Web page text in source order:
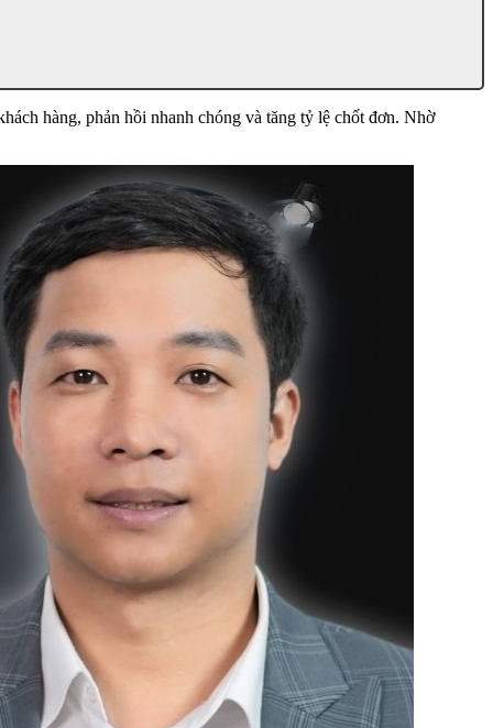
hàng, phản hồi nhanh chóng và tăng tỷ lệ chốt đơn. Nhờ